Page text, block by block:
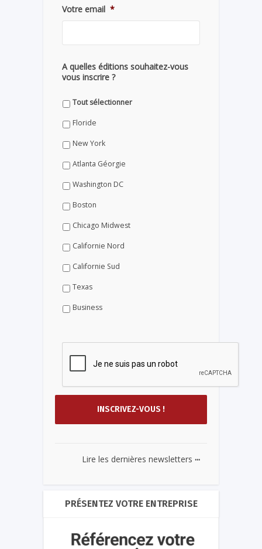
Votre email *
A quelles éditions souhaitez-vous
vous inscrire ?
Tout sélectionner
Floride
New York
Atlanta Géorgie
Washington DC
Boston
Chicago Midwest
Californie Nord
Californie Sud
Texas
Business
Lire les dernières newsletters ...
PRÉSENTEZ VOTRE ENTREPRISE